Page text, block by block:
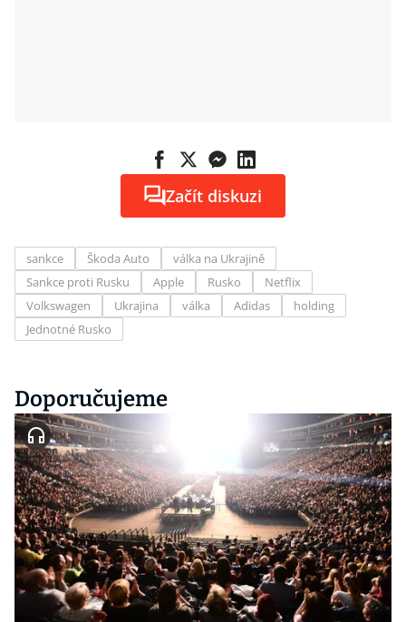
Začít diskuzi
sankce Škoda Auto
válka na Ukrajině
Sankce proti Rusku
Apple Rusko
Netflix
Volkswagen
Ukrajina válka Adidas
holding
Jednotné Rusko
Doporučujeme